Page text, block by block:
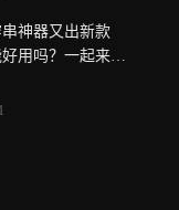
神器又出新款
好用吗？一起来看